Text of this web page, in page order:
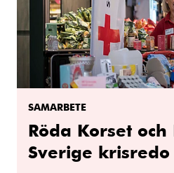
SAMARBETE
Röda Korset och
Sverige krisredo